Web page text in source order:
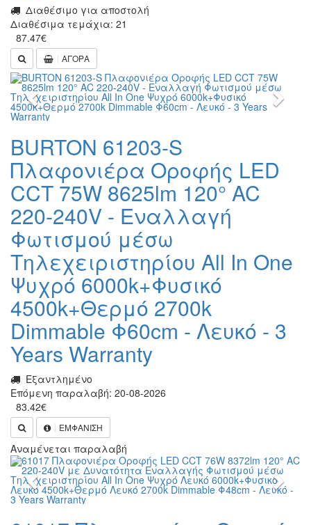
Διαθέσιμο για αποστολή
Διαθέσιμα τεμάχια: 21
87.47€
ΑΓΟΡΑ
Previous Next
BURTON 61203-S
Πλαφονιέρα Οροφής LED
CCT 75W 8625lm 120° AC
220-240V - Εναλλαγή
Φωτισμού μέσω
Τηλεχειριστηρίου All In One
Ψυχρό 6000k+Φυσικό
4500k+Θερμό 2700k
Dimmable Φ60cm - Λευκό - 3
Years Warranty
Εξαντλημένο
Επόμενη παραλαβή: 20-08-2026
83.42€
ΕΜΦΑΝΙΣΗ
Αναμένεται παραλαβή
Previous Next